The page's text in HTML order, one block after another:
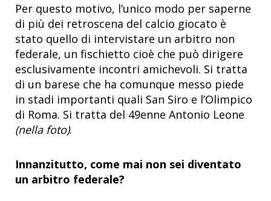
Per questo motivo, l’unico modo per saperne
di più dei retroscena del calcio giocato è
stato quello di intervistare un arbitro non
federale, un fischietto cioè che può dirigere
esclusivamente incontri amichevoli. Si tratta
di un barese che ha comunque messo piede
in stadi importanti quali San Siro e l’Olimpico
di Roma. Si tratta del 49enne Antonio Leone
(nella foto).
Innanzitutto, come mai non sei diventato
un arbitro federale?